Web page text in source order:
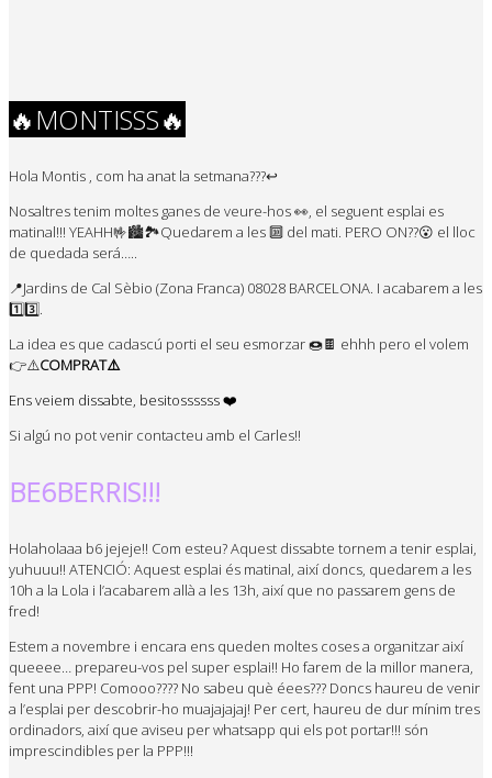
🔥MONTISSS🔥
Hola Montis , com ha anat la setmana???↩️
Nosaltres tenim moltes ganes de veure-hos 👀, el seguent esplai es
matinal!!! YEAHH🤟🏙🏞Quedarem a les 🔟 del mati. PERO ON??😮 el lloc
de quedada será…..
📍Jardins de Cal Sèbio (Zona Franca) 08028 BARCELONA. I acabarem a les
1️⃣3️⃣.
La idea es que cadascú porti el seu esmorzar 🍩🍫 ehhh pero el volem
👉⚠️COMPRAT⚠️
Ens veiem dissabte, besitossssss ❤️
Si algú no pot venir contacteu amb el Carles!!
BE6BERRIS!!!
Holaholaaa b6 jejeje!! Com esteu? Aquest dissabte tornem a tenir esplai,
yuhuuu!! ATENCIÓ: Aquest esplai és matinal, així doncs, quedarem a les
10h a la Lola i l’acabarem allà a les 13h, així que no passarem gens de
fred!
Estem a novembre i encara ens queden moltes coses a organitzar així
queeee… prepareu-vos pel super esplai!! Ho farem de la millor manera,
fent una PPP! Comooo???? No sabeu què éees??? Doncs haureu de venir
a l’esplai per descobrir-ho muajajajaj! Per cert, haureu de dur mínim tres
ordinadors, així que aviseu per whatsapp qui els pot portar!!! són
imprescindibles per la PPP!!!